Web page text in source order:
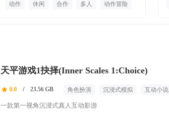
动作 休闲 合作 多人
动作冒险
天平游戏1抉择(Inner Scales 1:Choice)
0.0 / 23.56 GB 角色扮演 沉浸式模拟 互动小说
休闲
一款第一视角沉浸式真人互动影游